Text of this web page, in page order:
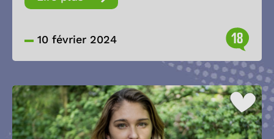
10 février 2024 18